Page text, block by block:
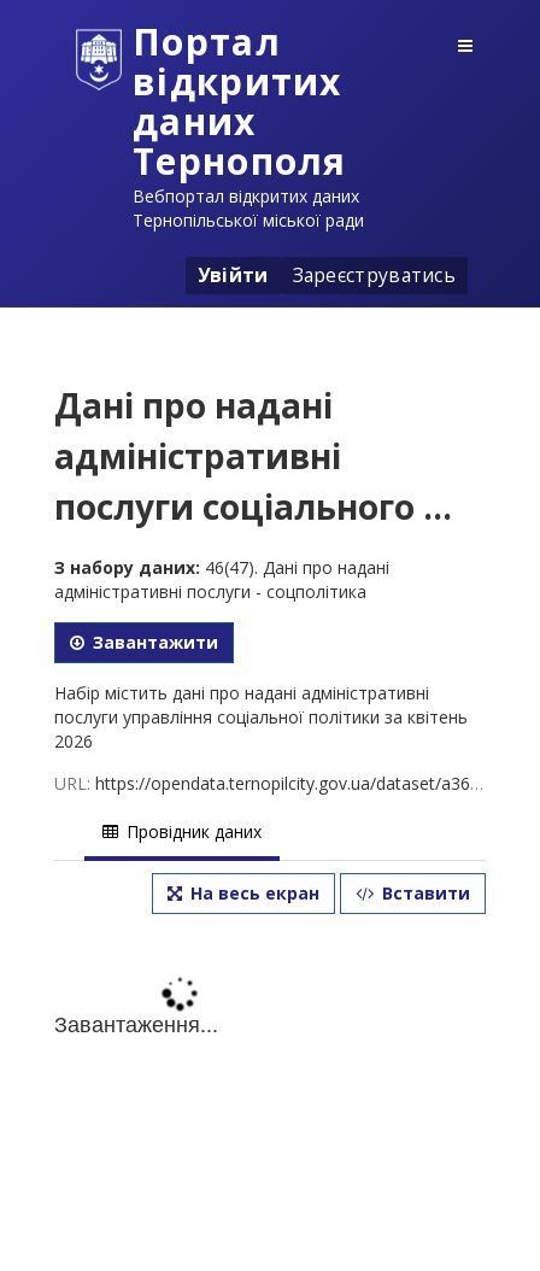
Портал
відкритих
даних
Тернополя
Вебпортал відкритих даних
Тернопільської міської ради
Увійти Зареєструватись
Дані про надані
адміністративні
послуги соціального ...
З набору даних: 46(47). Дані про надані
адміністративні послуги - соцполітика
Завантажити
Набір містить дані про надані адміністративні
послуги управління соціальної політики за квітень
2026
URL: https://opendata.ternopilcity.gov.ua/dataset/a3628a81-3db9-4a25-9798-167d419d6bc6/resource/3e635196-61b4-4bd7-8252-92cd83b0f6a8/download/47-2026.xlsx
Провідник даних
На весь екран Вставити